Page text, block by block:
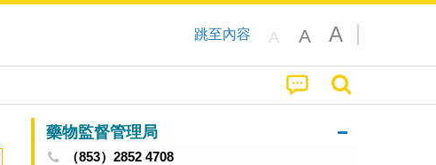
跳至內容 A A A
藥物監督管理局
（853）2852 4708